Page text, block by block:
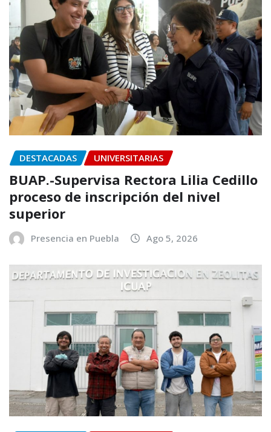
DESTACADAS UNIVERSITARIAS
BUAP.-Supervisa Rectora Lilia Cedillo
proceso de inscripción del nivel
superior
Presencia en Puebla Ago 5, 2026